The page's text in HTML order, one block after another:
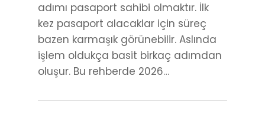
adımı pasaport sahibi olmaktır. İlk
kez pasaport alacaklar için süreç
bazen karmaşık görünebilir. Aslında
işlem oldukça basit birkaç adımdan
oluşur. Bu rehberde 2026…